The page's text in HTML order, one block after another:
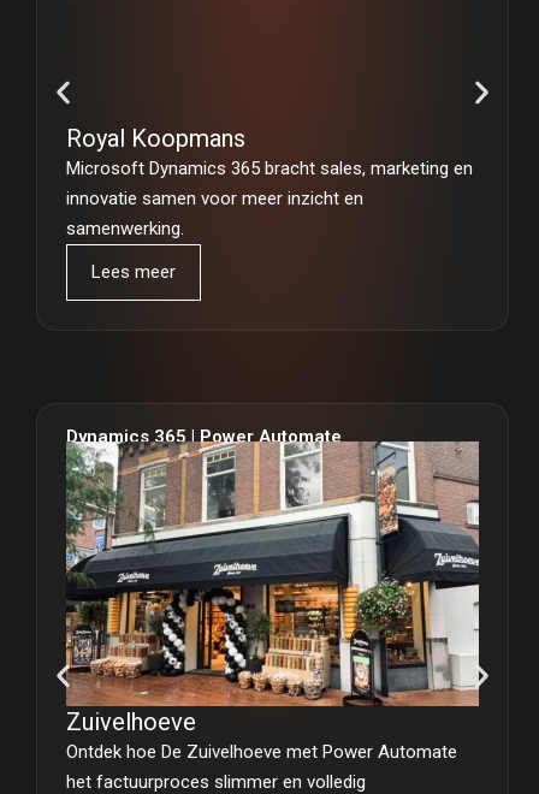
Royal Koopmans
Microsoft Dynamics 365 bracht sales, marketing en
innovatie samen voor meer inzicht en
samenwerking.
Lees meer
Dynamics 365 | Power Automate
Zuivelhoeve
Ontdek hoe De Zuivelhoeve met Power Automate
het factuurproces slimmer en volledig